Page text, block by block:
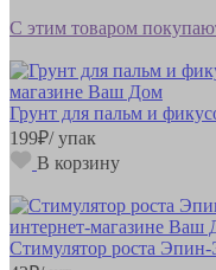
С этим товаром
Грунт для пальм и
199₽/ упак
В корзину
Стимулятор роста